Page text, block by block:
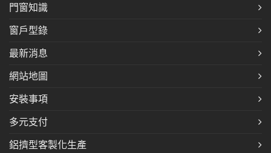
門窗知識
窗戶型錄
最新消息
網站地圖
安裝事項
多元支付
鋁擠型客製化生產